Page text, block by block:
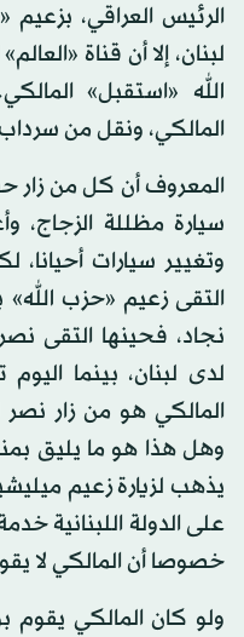
الرئيس العراقي،
لبنان، إلا أن قناة
الله «استقبل»
المالكي، ونقل من سرداب
المعروف أن كل من زار
سيارة مظللة الزجاج،
وتغيير سيارات
التقى زعيم «حزب الله»
نجاد، فحينها التقى نصر
لدى لبنان، بينما اليوم
المالكي هو من زار نصر
وهل هذا هو ما يليق
يذهب لزيارة زعيم
على الدولة اللبنانية
خصوصا أن المالكي لا
ولو كان المالكي يقوم